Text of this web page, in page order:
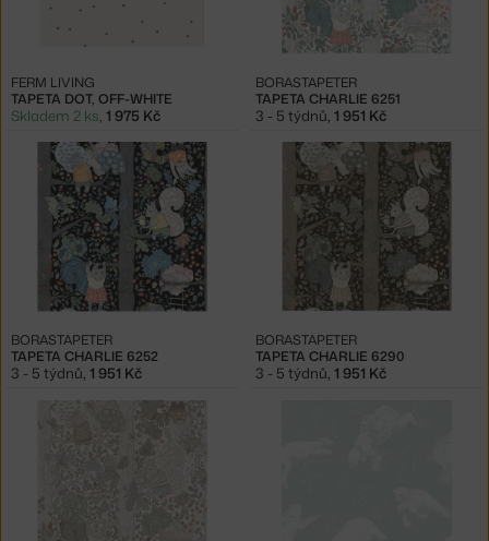
TAPETA DOT, OFF-WHITE
FERM LIVING
Skladem 2 ks 1 975 Kč
TAPETA CHARLIE 6251
BORASTAPETER
3 - 5 týdnů 1 951 Kč
TAPETA CHARLIE 6252
BORASTAPETER
3 - 5 týdnů, 1 951 Kč
TAPETA CHARLIE 6290
BORASTAPETER
3 - 5 týdnů, 1 951 Kč